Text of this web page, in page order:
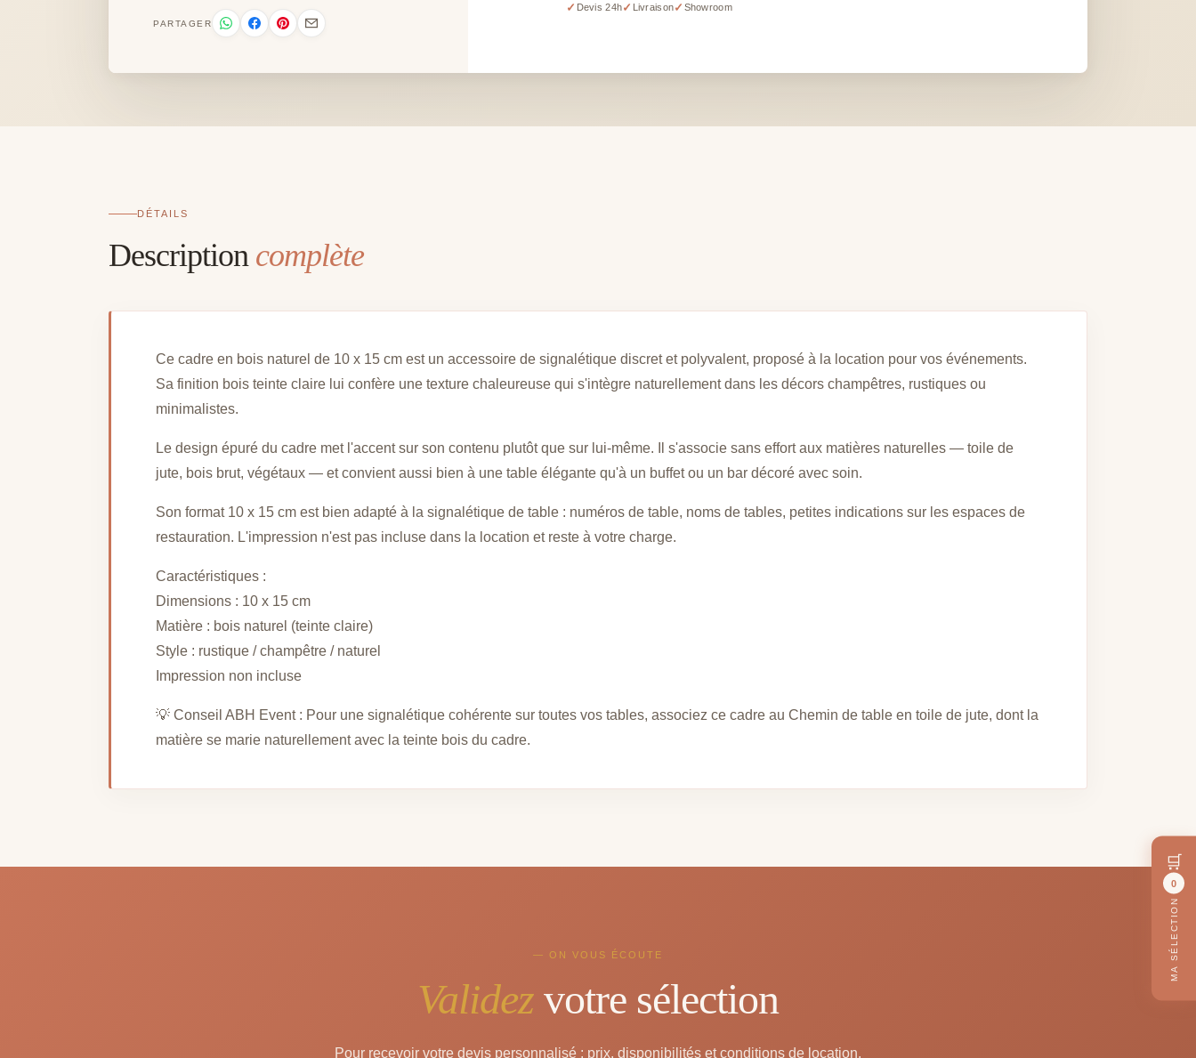
PARTAGER
bois
15
✓ Devis 24h✓ Livraison✓ Showroom
DÉTAILS
Description complète
Ce cadre en bois naturel de 10 x 15 cm est un accessoire de signalétique discret et polyvalent, proposé à la location pour vos événements.
Sa finition bois teinte claire lui confère une texture chaleureuse qui s'intègre naturellement dans les décors champêtres, rustiques ou
minimalistes.
Le design épuré du cadre met l'accent sur son contenu plutôt que sur lui-même. Il s'associe sans effort aux matières naturelles — toile de
jute, bois brut, végétaux — et convient aussi bien à une table élégante qu'à un buffet ou un bar décoré avec soin.
Son format 10 x 15 cm est bien adapté à la signalétique de table : numéros de table, noms de tables, petites indications sur les espaces de
restauration. L'impression n'est pas incluse dans la location et reste à votre charge.
Caractéristiques :
Dimensions : 10 x 15 cm
Matière : bois naturel (teinte claire)
Style : rustique / champêtre / naturel
Impression non incluse
💡 Conseil ABH Event : Pour une signalétique cohérente sur toutes vos tables, associez ce cadre au Chemin de table en toile de jute, dont la
matière se marie naturellement avec la teinte bois du cadre.
— ON VOUS ÉCOUTE
Validez votre sélection
Pour recevoir votre devis personnalisé : prix, disponibilités et conditions de location.
🛒
0
MA SÉLECTION